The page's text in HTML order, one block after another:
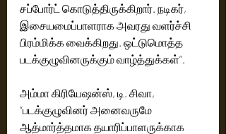
சப்போர்ட் கொடுத்திருக்கிறார். நடிகர்,
இசையமைப்பாளராக அவரது வளர்ச்சி
பிரம்மிக்க வைக்கிறது. ஒட்டுமொத்த
படக்குழுவினருக்கும் வாழ்த்துக்கள்”.
அம்மா கிரியேஷன்ஸ், டி. சிவா,
“படக்குழுவினர் அனைவருமே
ஆத்மார்த்தமாக தயாரிப்பாளருக்காக